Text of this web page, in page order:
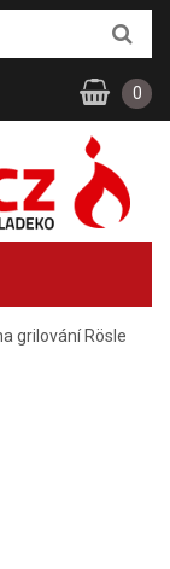
grilování Rösle
0